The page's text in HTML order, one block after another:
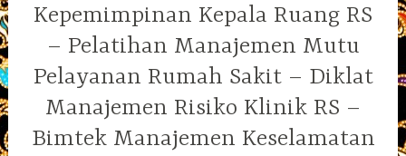
Kepemimpinan Kepala Ruang RS
– Pelatihan Manajemen Mutu
Pelayanan Rumah Sakit – Diklat
Manajemen Risiko Klinik RS –
Bimtek Manajemen Keselamatan